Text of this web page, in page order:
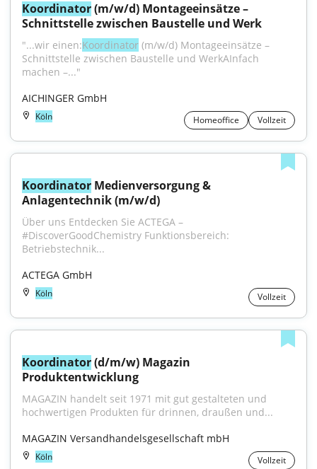
Koordinator (m/w/d) Montageeinsätze –
Schnittstelle zwischen Baustelle und Werk
"...wir einen:Koordinator (m/w/d) Montageeinsätze –
Schnittstelle zwischen Baustelle und WerkAInfach
machen –..."
AICHINGER GmbH
Köln Homeoffice Vollzeit
Koordinator Medienversorgung &
Anlagentechnik (m/w/d)
Über uns Entdecken Sie ACTEGA –
#DiscoverGoodChemistry Funktionsbereich:
Betriebstechnik...
ACTEGA GmbH
Köln Vollzeit
Koordinator (d/m/w) Magazin
Produktentwicklung
MAGAZIN handelt seit 1971 mit gut gestalteten und
hochwertigen Produkten für drinnen, draußen und...
MAGAZIN Versandhandelsgesellschaft mbH
Köln Vollzeit